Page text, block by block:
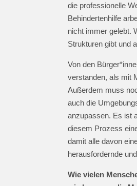
die professionelle
Behindertenhilfe
nicht immer gelebt.
Strukturen gibt und
Von den
verstanden, als mit
Außerdem muss
auch die
anzupassen. Es ist
diesem Prozess
damit alle davon
herausfordernde
Wie vielen